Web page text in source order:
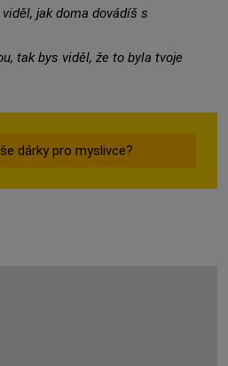
jak doma dovádíš s
tak bys viděl, že to byla tvoje
dárky pro myslivce?